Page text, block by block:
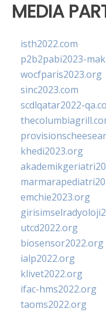
MEDIA
isth2022.com
p2b2pabi2023-
wocfparis2023.org
sinc2023.com
scdlqatar2022-
khedi2023.org
emchie2023.org
utcd2022.org
biosensor2022.org
ialp2022.org
klivet2022.org
ifac-hms2022.org
taoms2022.org